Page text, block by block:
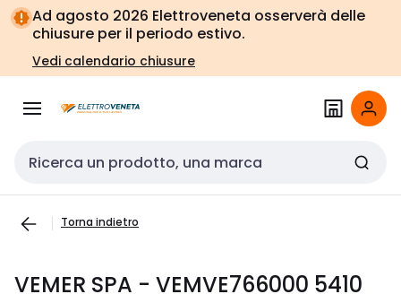
Vai alla
navigazione
Vai
alla
pagina
Ad agosto 2026 Elettroveneta osserverà delle
chiusure per il periodo estivo.
Vedi calendario chiusure
Cerca input
Torna indietro
VEMER SPA - VEMVE766000 5410